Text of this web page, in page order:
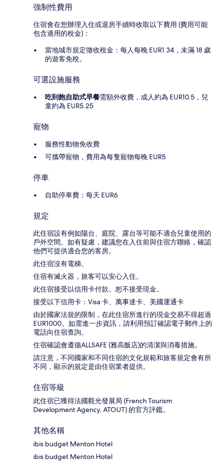
強制性費用
住宿會在您辦理入住或退房手續時收取以下費用 (費用可能
包含適用的稅金)：
當地城市規定徵收稅金：每人每晚 EUR1.34，未滿 18 歲
的遊客免稅。
可選設施服務
吃到飽自助式早餐需額外收費，成人約為 EUR10.5，兒
童約為 EUR5.25
寵物
服務性動物免收費
可攜帶寵物，費用為每隻寵物每晚 EUR5
停車
自助停車費：每天 EUR6
規定
此住宿設有例如陽台、庭院、露台等可能不適合兒童使用的
戶外空間。如有疑慮，建議您在入住前與住宿方聯絡，確認
他們可提供適合您的客房。
此住宿沒有電梯。
住宿有滅火器，旅客可以安心入住。
此住宿接受以信用卡付款。恕不接受現金。
接受以下信用卡：Visa 卡、萬事達卡、美國運通卡
由於國家法規的限制，在此住宿所進行的現金交易不得超過
EUR1000。如需進一步資訊，請利用預訂確認電子郵件上的
電話向住宿查詢。
住宿確認會遵循ALLSAFE (雅高飯店)的清潔與消毒措施。
請注意，不同國家和不同住宿的文化規範和旅客規定會有所
不同，顯示的規定是由住宿業者提供。
住宿等級
此住宿已獲得法國觀光發展局 (French Tourism
Development Agency, ATOUT) 的官方評鑑。
其他名稱
ibis budget Menton Hotel
ibis budget Menton Hotel